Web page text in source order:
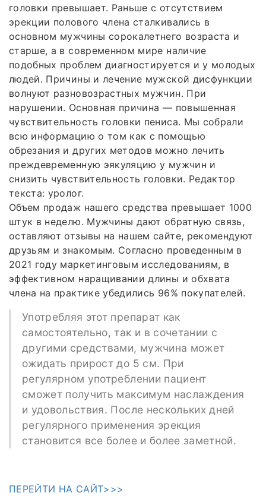
головки превышает. Раньше с отсутствием
эрекции полового члена сталкивались в
основном мужчины сорокалетнего возраста и
старше, а в современном мире наличие
подобных проблем диагностируется и у молодых
людей. Причины и лечение мужской дисфункции
волнуют разновозрастных мужчин. При
нарушении. Основная причина — повышенная
чувствительность головки пениса. Мы собрали
всю информацию о том как с помощью
обрезания и других методов можно лечить
преждевременную эякуляцию у мужчин и
снизить чувствительность головки. Редактор
текста: уролог.
Объем продаж нашего средства превышает 1000
штук в неделю. Мужчины дают обратную связь,
оставляют отзывы на нашем сайте, рекомендуют
друзьям и знакомым. Согласно проведенным в
2021 году маркетинговым исследованиям, в
эффективном наращивании длины и обхвата
члена на практике убедились 96% покупателей.
Употребляя этот препарат как
самостоятельно, так и в сочетании с
другими средствами, мужчина может
ожидать прирост до 5 см. При
регулярном употреблении пациент
сможет получить максимум наслаждения
и удовольствия. После нескольких дней
регулярного применения эрекция
становится все более и более заметной.
ПЕРЕЙТИ НА САЙТ>>>